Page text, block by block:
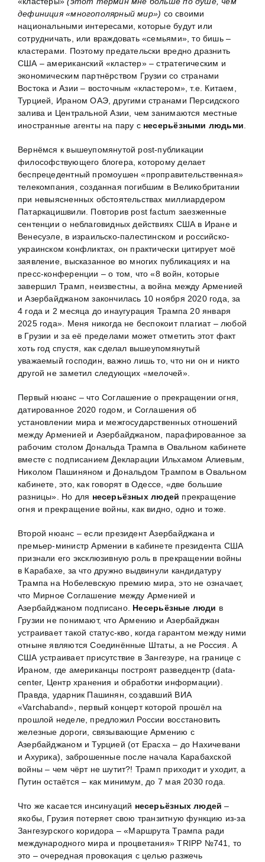
дефиниция «многополярный мир») со своими
национальными интересами, которые будут или
сотрудничать, или враждовать «семьями», то бишь –
кластерами. Поэтому предательски вредно дразнить
США – американский «кластер» – стратегическим и
экономическим партнёрством Грузии со странами
Востока и Азии – восточным «кластером», т.е. Китаем,
Турцией, Ираном ОАЭ, другими странами Персидского
залива и Центральной Азии, чем занимаются местные
иностранные агенты на пару с несерьёзными людьми
Вернёмся к вышеупомянутой post-публикации
философствующего блогера, которому делает
беспрецедентный промоушен «проправительственная»
телекомпания, созданная погибшим в Великобритании
при невыясненных обстоятельствах миллиардером
Патаркацишвили. Повторив post factum заезженные
сентенции о неблаговидных действиях США в Иране и
Венесуэле, в израильско-палестинском и российско-
украинском конфликтах, он практически цитирует моё
заявление, высказанное во многих публикациях и на
пресс-конференции – о том, что «8 войн, которые
завершил Трамп, неизвестны, а война между Арменией
и Азербайджаном закончилась 10 ноября 2020 года, за
4 года и 2 месяца до инаугурация Трампа 20 января
2025 года». Меня никогда не беспокоит плагиат – любой
в Грузии и за её пределами может отметить этот факт
хоть год спустя, как сделал вышеупомянутый
уважаемый господин, важно лишь то, что ни он и никто
другой не заметил следующих «мелочей».
Первый нюанс – что Соглашение о прекращении огня,
датированное 2020 годом, и Соглашения об
установлении мира и межгосударственных отношений
между Арменией и Азербайджаном, парафированное за
рабочим столом Дональда Трампа в Овальном кабинете
вместе с подписанием Декларации Ильхамом Алиевым,
Николом Пашиняном и Дональдом Трампом в Овальном
кабинете, это, как говорят в Одессе, «две большие
разницы». Но для несерьёзных людей прекращение
огня и прекращение войны, как видно, одно и тоже.
Второй нюанс – если президент Азербайджана и
премьер-министр Армении в кабинете президента США
признали его эксклюзивную роль в прекращении войны
в Карабахе, за что дружно выдвинули кандидатуру
Трампа на Нобелевскую премию мира, это не означает,
что Мирное Соглашение между Арменией и
Азербайджаном подписано. Несерьёзные люди в
Грузии не понимают, что Армению и Азербайджан
устраивает такой статус-кво, когда гарантом между ними
отныне являются Соединённые Штаты, а не Россия. А
США устраивает присутствие в Зангезуре, на границе с
Ираном, где американцы построят разведцентр (data-
center, Центр хранения и обработки информации).
Правда, ударник Пашинян, создавший ВИА
«Varchaband», первый концерт которой прошёл на
прошлой неделе, предложил России восстановить
железные дороги, связывающие Армению с
Азербайджаном и Турцией (от Ерасха – до Нахичевани
и Ахурика), заброшенные после начала Карабахской
войны – чем чёрт не шутит?! Трамп приходит и уходит, а
Путин остаётся – как минимум, до 7 мая 2030 года.
Что же касается инсинуаций несерьёзных людей –
якобы, Грузия потеряет свою транзитную функцию из-за
Зангезурского коридора – «Маршрута Трампа ради
международного мира и процветания» TRIPP №741, то
это – очередная провокация с целью разжечь